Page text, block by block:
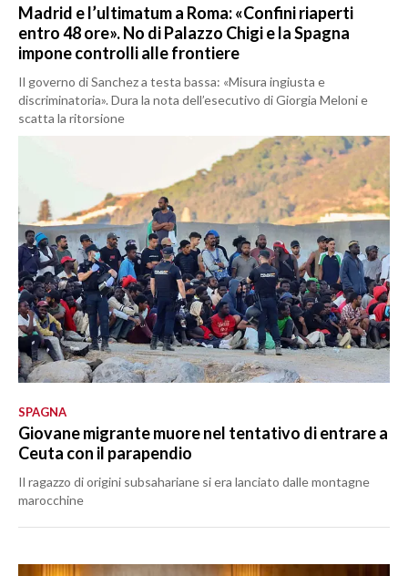
Madrid e l’ultimatum a Roma: «Confini riaperti
entro 48 ore». No di Palazzo Chigi e la Spagna
impone controlli alle frontiere
Il governo di Sanchez a testa bassa: «Misura ingiusta e
discriminatoria». Dura la nota dell’esecutivo di Giorgia Meloni e
scatta la ritorsione
SPAGNA
Giovane migrante muore nel tentativo di entrare a
Ceuta con il parapendio
Il ragazzo di origini subsahariane si era lanciato dalle montagne
marocchine